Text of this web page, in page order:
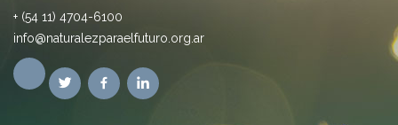
+ (54 11) 4704-6100
info@naturalezparaelfuturo.org.ar